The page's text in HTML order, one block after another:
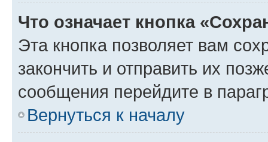
Что означает кнопка
Эта кнопка позволяет вам
закончить и отправить их
сообщения перейдите в
Вернуться к началу